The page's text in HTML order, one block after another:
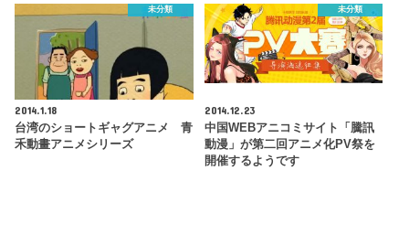
未分類
2014.1.18
台湾のショートギャグアニメ 青
禾動畫アニメシリーズ
未分類
2014.12.23
中国WEBアニコミサイト「騰訊
動漫」が第二回アニメ化PV祭を
開催するようです